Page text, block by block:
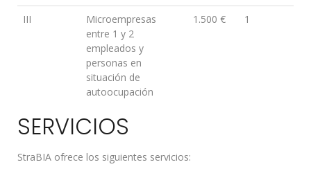
III
Microempresas
entre 1 y 2
empleados y
personas en
situación de
autoocupación
1.500 € 1
SERVICIOS
StraBIA ofrece los siguientes servicios: